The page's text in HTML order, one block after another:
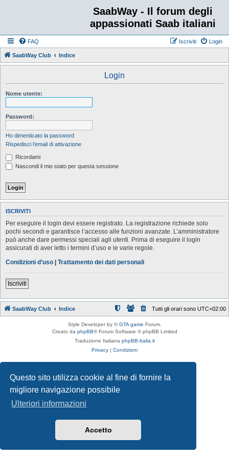
Questo sito utilizza cookie al fine di fornire la
migliore navigazione possibile
Ulteriori informazioni
Accetto
SaabWay - Il forum degli
appassionati Saab italiani
FAQ Login
Iscriviti
SaabWay Club Indice
Login
Nome utente:
Password:
Ho dimenticato la password
Rispedisci l’email di attivazione
Ricordami
Nascondi il mio stato per questa sessione
ISCRIVITI
Per eseguire il login devi essere registrato. La registrazione richiede solo
pochi secondi e garantisce l’accesso alle funzioni avanzate. L’amministratore
può anche dare permessi speciali agli utenti. Prima di eseguire il login
assicurati di aver letto i termini d’uso e le varie regole.
Condizioni d’uso | Trattamento dei dati personali
Iscriviti
SaabWay Club Indice Tutti gli orari sono UTC+02:00
Style Developer by ©GTA game Forum.
Creato da phpBB® Forum Software © phpBB Limited
Traduzione Italiana phpBB-Italia.it
Privacy | Condizioni